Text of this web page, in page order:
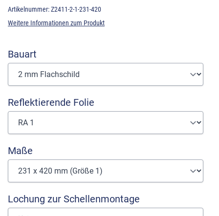
Artikelnummer:Z2411-2-1-231-420
Weitere Informationen zum Produkt
Bauart
Reflektierende Folie
Maße
Lochung zur Schellenmontage